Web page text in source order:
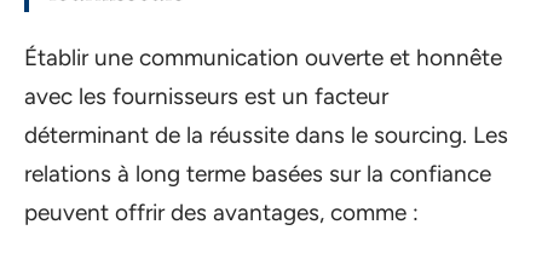
Établir une communication ouverte et honnête
avec les fournisseurs est un facteur
déterminant de la réussite dans le sourcing. Les
relations à long terme basées sur la confiance
peuvent offrir des avantages, comme :